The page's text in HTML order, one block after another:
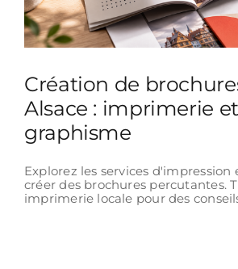
Création de
Alsace : imprimerie et
graphisme
Explorez les services d'impression
créer des brochures percutantes.
imprimerie locale pour des